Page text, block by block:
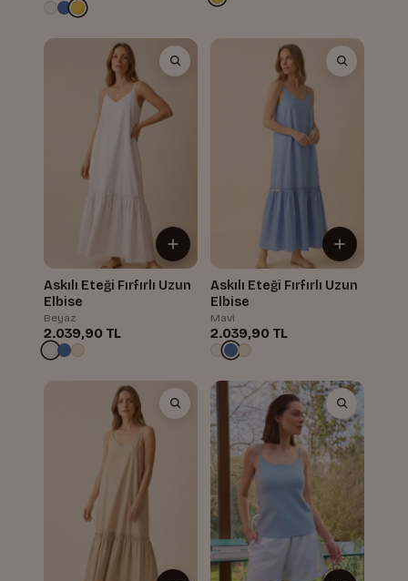
Askılı Eteği Fırfırlı Uzun
Elbise
Beyaz
2.039,90 TL
Askılı Eteği Fırfırlı Uzun
Elbise
Mavi
2.039,90 TL